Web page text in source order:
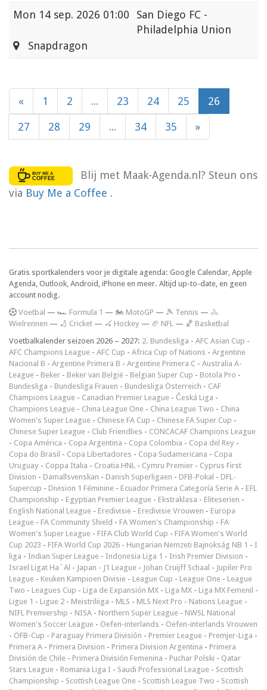
Mon 14 sep. 2026 01:00
San Diego FC -
Philadelphia Union
Snapdragon
« 1 2 ... 23 24 25 26
27 28 29 ... 34 35 »
Blij met Maak-Agenda.nl? Steun ons
via Buy Me a Coffee .
Gratis sportkalenders voor je digitale agenda: Google Calendar, Apple
Agenda, Outlook, Android, iPhone en meer. Altijd up-to-date, en geen
account nodig.
Voetbal — 🏎️ Formula 1 — 🏍 MotoGP — 🎾 Tennis — 🚴
Wielrennen — 🏏 Cricket — 🏑 Hockey — 🏈 NFL — 🏀 Basketbal
Voetbalkalender seizoen 2026 – 2027: 2. Bundesliga - AFC Asian Cup -
AFC Champions League - AFC Cup - Africa Cup of Nations - Argentine
Nacional B - Argentine Primera B - Argentine Primera C - Australia A-
League - Beker - Beker van België - Belgian Super Cup - Botola Pro -
Bundesliga - Bundesliga Frauen - Bundesliga Österreich - CAF
Champions League - Canadian Premier League - Česká Liga -
Champions League - China League One - China League Two - China
Women's Super League - Chinese FA Cup - Chinese FA Super Cup -
Chinese Super League - Club Friendlies - CONCACAF Champions League
- Copa América - Copa Argentina - Copa Colombia - Copa del Rey -
Copa do Brasil - Copa Libertadores - Copa Sudamericana - Copa
Uruguay - Coppa Italia - Croatia HNL - Cymru Premier - Cyprus First
Division - Damallsvenskan - Danish Superligaen - DFB-Pokal - DFL-
Supercup - Division 1 Féminine - Ecuador Primera Categoría Serie A - EFL
Championship - Egyptian Premier League - Ekstraklasa - Eliteserien -
English National League - Eredivisie - Eredivisie Vrouwen - Europa
League - FA Community Shield - FA Women's Championship - FA
Women's Super League - FIFA Club World Cup - FIFA Women's World
Cup 2023 - FIFA World Cup 2026 - Hungarian Nemzeti Bajnokság NB 1 - I
liga - Indian Super League - Indonesia Liga 1 - Irish Premier Division -
Israel Ligat Ha`Al - Japan - J1 League - Johan Cruijff Schaal - Jupiler Pro
League - Keuken Kampioen Divisie - League Cup - League One - League
Two - Leagues Cup - Liga de Expansión MX - Liga MX - Liga MX Femenil -
Ligue 1 - Ligue 2 - Meistriliiga - MLS - MLS Next Pro - Nations League -
NIFL Premiership - NISA - Northern Super League - NWSL National
Women's Soccer League - Oefen-interlands - Oefen-interlands Vrouwen
- ÖFB-Cup - Paraguay Primera División - Premier League - Premjer-Liga -
Primera A - Primera Division - Primera Division Argentina - Primera
División de Chile - Primera División Femenina - Puchar Polski - Qatar
Stars League - Romania Liga I - Saudi Professional League - Scottish
Championship - Scottish League One - Scottish League Two - Scottish